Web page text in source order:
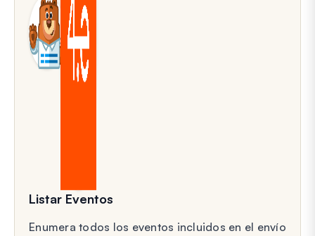
Listar Eventos
Enumera todos los eventos incluidos en el envío